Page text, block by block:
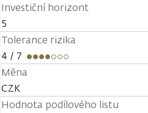
Investiční horizont
5
Tolerance rizika
4 / 7
Měna
CZK
Hodnota podílového listu